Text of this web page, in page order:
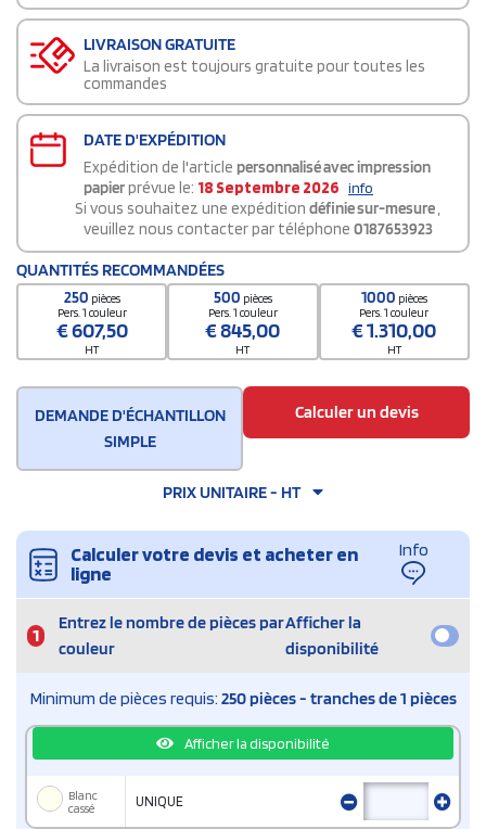
LIVRAISON GRATUITE
La livraison est toujours gratuite pour toutes les
commandes
DATE D'EXPÉDITION
Expédition de l'article personnalisé avec impression
papierprévue le: 18 Septembre 2026 info
Si vous souhaitez une expédition définie sur-mesure,
veuillez nous contacter par téléphone 0187653923
QUANTITÉS RECOMMANDÉES
250 pièces
Pers. 1 couleur
€607,50
HT
500 pièces
Pers. 1 couleur
€845,00
HT
1000 pièces
Pers. 1 couleur
€1.310,00
HT
DEMANDE D'ÉCHANTILLON
SIMPLE
Calculer un devis
PRIX UNITAIRE - HT
Calculer votre devis et acheter en
ligne
Info
1
Entrez le nombre de pièces par
couleur
Afficher la
disponibilité
Minimum de pièces requis: 250 pièces - tranches de 1 pièces
Afficher la disponibilité
Blanc
cassé
UNIQUE